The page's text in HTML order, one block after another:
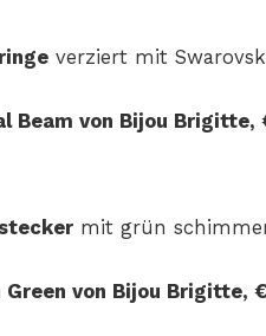
verziert mit
Beam von Bijou Brigitte,
mit grün
von Bijou Brigitte,